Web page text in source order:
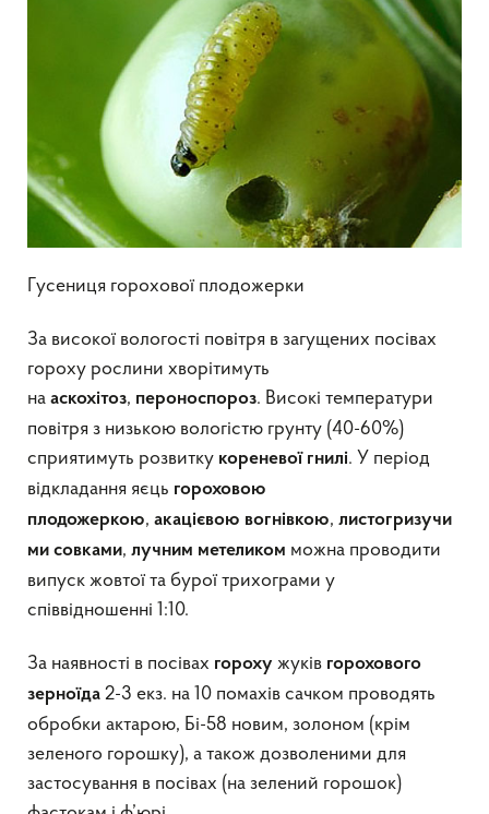
Гусениця горохової плодожерки
За високої вологості повітря в загущених посівах
гороху рослини хворітимуть
на аскохітоз, пероноспороз. Високі температури
повітря з низькою вологістю грунту (40-60%)
сприятимуть розвитку кореневої гнилі. У період
відкладання яєць гороховою
плодожеркою, акацієвою вогнівкою, листогризучи
ми совками, лучним метеликом можна проводити
випуск жовтої та бурої трихограми у
співвідношенні 1:10.
За наявності в посівах гороху жуків горохового
зерноїда 2-3 екз. на 10 помахів сачком проводять
обробки актарою, Бі-58 новим, золоном (крім
зеленого горошку), а також дозволеними для
застосування в посівах (на зелений горошок)